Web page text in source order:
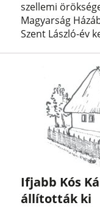
szellemi
Magyarság
Szent László-év
Ifjabb Kós
állították ki